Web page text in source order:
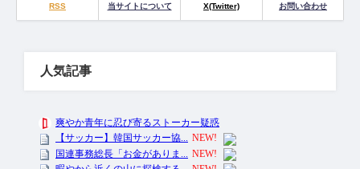
RSS 当サイトについて X(Twitter) お問い合わせ
人気記事